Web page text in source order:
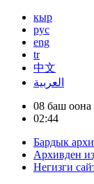
кыр
рус
eng
tr
中文
العربية
08 баш оона
02:44
Бардык
Архивден
Негизги